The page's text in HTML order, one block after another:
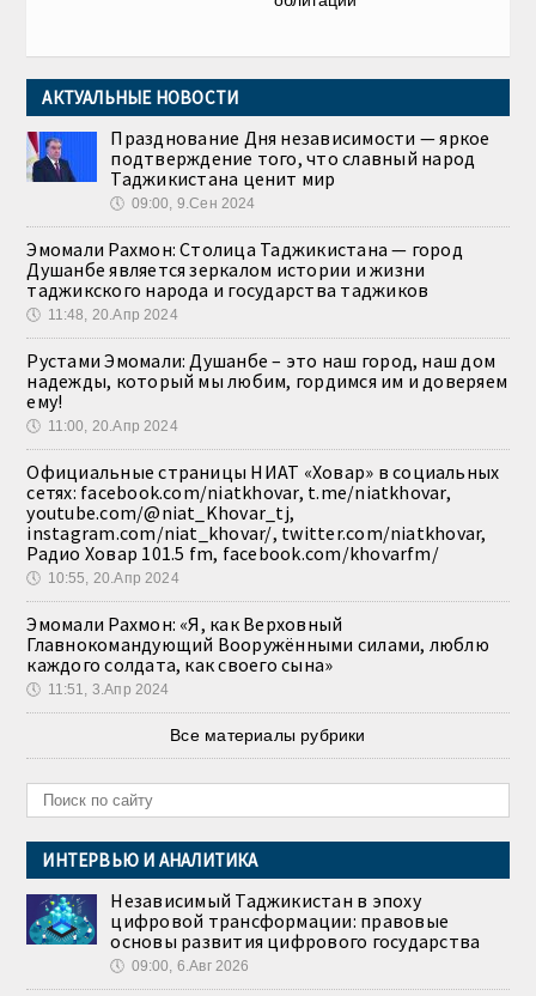
АКТУАЛЬНЫЕ НОВОСТИ
Празднование Дня независимости — яркое
подтверждение того, что славный народ
Таджикистана ценит мир
🕔 09:00, 9.Сен 2024
Эмомали Рахмон: Столица Таджикистана — город
Душанбе является зеркалом истории и жизни
таджикского народа и государства таджиков
🕔 11:48, 20.Апр 2024
Рустами Эмомали: Душанбе – это наш город, наш дом
надежды, который мы любим, гордимся им и доверяем
ему!
🕔 11:00, 20.Апр 2024
Официальные страницы НИАТ «Ховар» в социальных
сетях: facebook.com/niatkhovar, t.me/niatkhovar,
youtube.com/@niat_Khovar_tj,
instagram.com/niat_khovar/, twitter.com/niatkhovar,
Радио Ховар 101.5 fm, facebook.com/khovarfm/
🕔 10:55, 20.Апр 2024
Эмомали Рахмон: «Я, как Верховный
Главнокомандующий Вооружёнными силами, люблю
каждого солдата, как своего сына»
🕔 11:51, 3.Апр 2024
Все материалы рубрики
ИНТЕРВЬЮ И АНАЛИТИКА
Независимый Таджикистан в эпоху
цифровой трансформации: правовые
основы развития цифрового государства
🕔 09:00, 6.Авг 2026